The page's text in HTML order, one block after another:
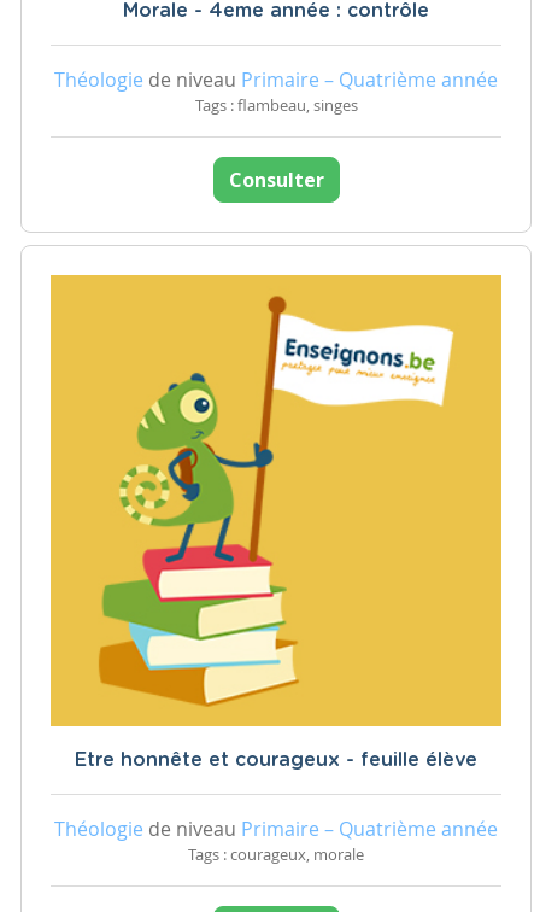
Morale - 4eme année : contrôle
Théologie de niveau Primaire – Quatrième année
Tags : flambeau, singes
Consulter
Etre honnête et courageux - feuille élève
Théologie de niveau Primaire – Quatrième année
Tags : courageux, morale